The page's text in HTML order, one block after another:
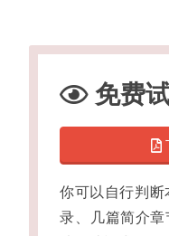
免费
你可以自行判断
录、 几篇简介章